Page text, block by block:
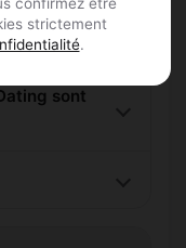
strictement
.
sont